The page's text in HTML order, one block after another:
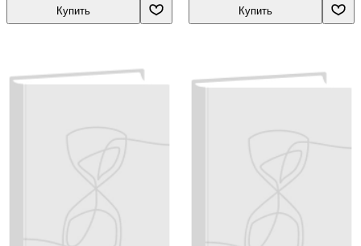
Купить Купить